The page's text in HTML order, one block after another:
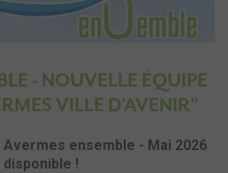
- NOUVELLE ÉQUIPE
VILLE D'AVENIR"
ensemble - Mai 2026
!